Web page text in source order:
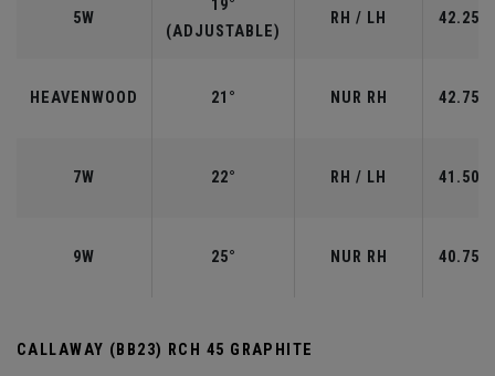
5W
19°
(ADJUSTABLE)
RH / LH 42.25"
HEAVENWOOD 21° NUR RH 42.75"
7W 22° RH / LH 41.50"
9W 25° NUR RH 40.75"
CALLAWAY (BB23) RCH 45 GRAPHITE